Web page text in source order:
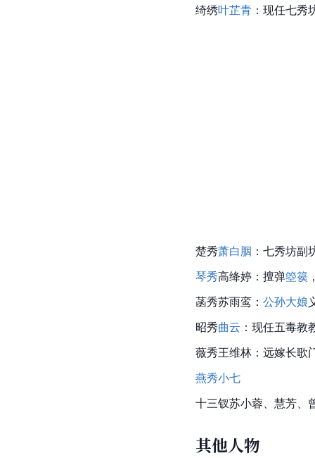
绮绣叶芷青 ：现任七
楚秀萧白胭 ：七秀坊
琴秀高绛婷 ：擅弹箜篌
菡秀苏雨鸾： 公孙大娘
昭秀曲云 ：现任五毒教
薇秀王维林：远嫁长歌
燕秀小七
十三钗苏小蓉、慧芳、
其他人物